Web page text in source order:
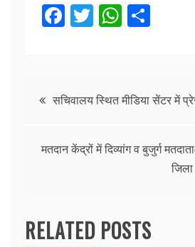
F
b
o
T
W
A
p
Postसचिवालय स्थित मीडिया सेंटर में
मतदान केंद्रों में दिव्यांग व बुजुर्ग
जिला
RELATED POSTS